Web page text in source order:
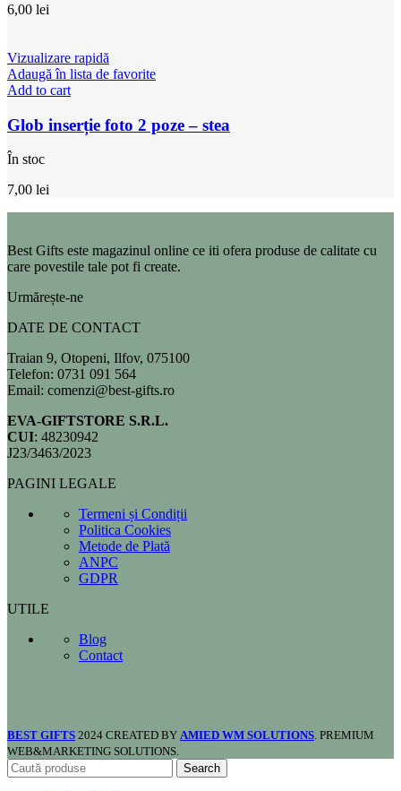
6,00 lei
Vizualizare rapidă
Adaugă în lista de favorite
Add to cart
Glob inserție foto 2 poze – stea
În stoc
7,00 lei
Best Gifts este magazinul online ce iti ofera produse de calitate cu
care povestile tale pot fi create.
Urmărește-ne
DATE DE CONTACT
Traian 9, Otopeni, Ilfov, 075100
Telefon: 0731 091 564
Email: comenzi@best-gifts.ro
EVA-GIFTSTORE S.R.L.
CUI: 48230942
J23/3463/2023
PAGINI LEGALE
Termeni și Condiții
Politica Cookies
Metode de Plată
ANPC
GDPR
UTILE
Blog
Contact
BEST GIFTS 2024 CREATED BY AMIED WM SOLUTIONS. PREMIUM
WEB&MARKETING SOLUTIONS.
Search